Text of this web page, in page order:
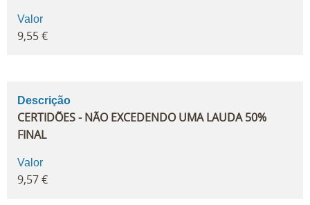
Valor
9,55 €
Descrição
CERTIDÕES - NÃO EXCEDENDO UMA LAUDA 50%
FINAL
Valor
9,57 €